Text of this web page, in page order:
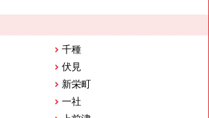
千種
伏見
新栄町
一社